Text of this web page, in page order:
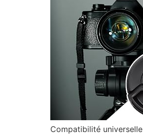
Compatibilité universelle